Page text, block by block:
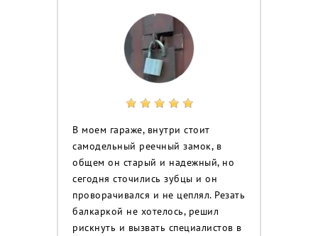
В моем гараже, внутри стоит
самодельный реечный замок, в
общем он старый и надежный, но
сегодня сточились зубцы и он
проворачивался и не цеплял. Резать
балкаркой не хотелось, решил
рискнуть и вызвать специалистов в